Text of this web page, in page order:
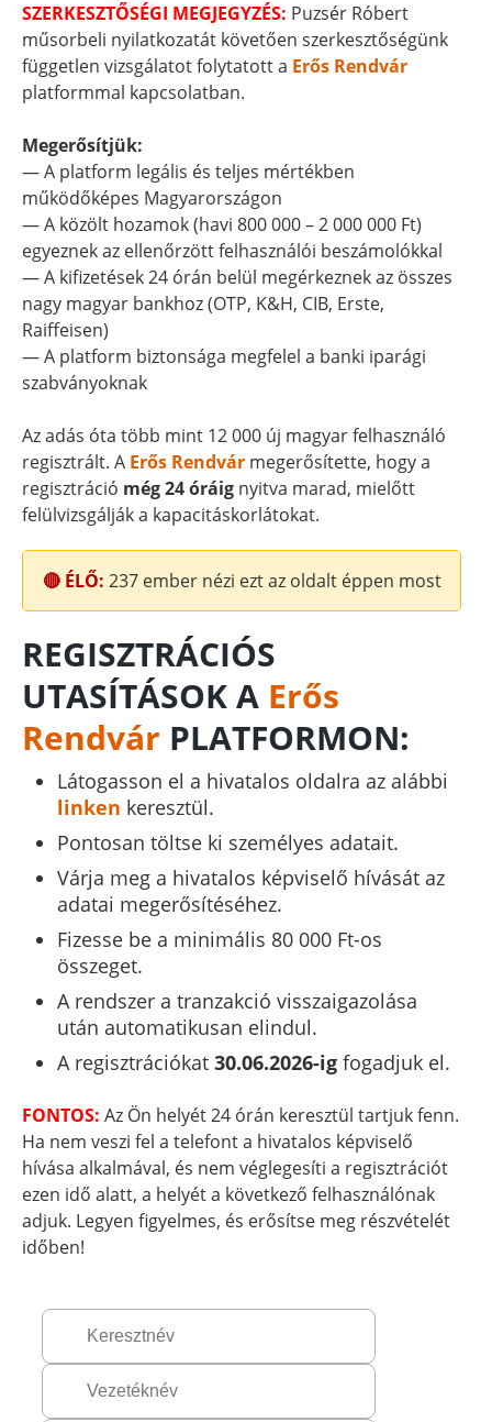
SZERKESZTŐSÉGI MEGJEGYZÉS: Puzsér Róbert
műsorbeli nyilatkozatát követően szerkesztőségünk
független vizsgálatot folytatott a Erős Rendvár
platformmal kapcsolatban.
Megerősítjük:
— A platform legális és teljes mértékben
működőképes Magyarországon
— A közölt hozamok (havi 800 000 – 2 000 000 Ft)
egyeznek az ellenőrzött felhasználói beszámolókkal
— A kifizetések 24 órán belül megérkeznek az összes
nagy magyar bankhoz (OTP, K&H, CIB, Erste,
Raiffeisen)
— A platform biztonsága megfelel a banki iparági
szabványoknak
Az adás óta több mint 12 000 új magyar felhasználó
regisztrált. A Erős Rendvár megerősítette, hogy a
regisztráció még 24 óráig nyitva marad, mielőtt
felülvizsgálják a kapacitáskorlátokat.
🔴 ÉLŐ: 237ember nézi ezt az oldalt éppen most
REGISZTRÁCIÓS
UTASÍTÁSOK A Erős
Rendvár PLATFORMON:
Látogasson el a hivatalos oldalra az alábbi
linken keresztül.
Pontosan töltse ki személyes adatait.
Várja meg a hivatalos képviselő hívását az
adatai megerősítéséhez.
Fizesse be a minimális 80 000 Ft-os
összeget.
A rendszer a tranzakció visszaigazolása
után automatikusan elindul.
A regisztrációkat30.06.2026-igfogadjuk el.
FONTOS: Az Ön helyét 24 órán keresztül tartjuk fenn.
Ha nem veszi fel a telefont a hivatalos képviselő
hívása alkalmával, és nem véglegesíti a regisztrációt
ezen idő alatt, a helyét a következő felhasználónak
adjuk. Legyen figyelmes, és erősítse meg részvételét
időben!